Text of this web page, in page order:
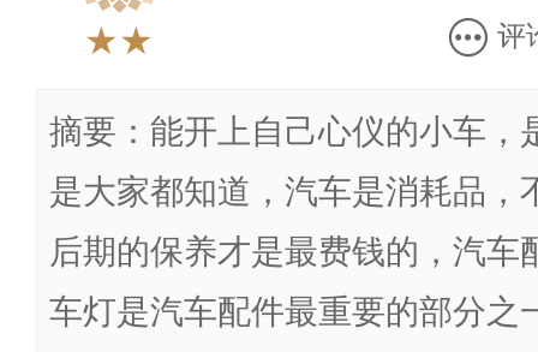
★★ 评
摘要：能开上自己心仪的小车，
是大家都知道，汽车是消耗品，
后期的保养才是最费钱的，汽车
车灯是汽车配件最重要的部分之